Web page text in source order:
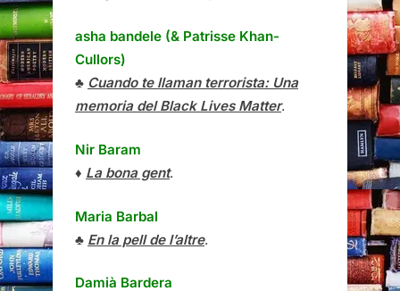
asha bandele (& Patrisse Khan-
Cullors)
♣ Cuando te llaman terrorista: Una
memoria del Black Lives Matter.
Nir Baram
♦ La bona gent.
Maria Barbal
♣ En la pell de l’altre.
Damià Bardera